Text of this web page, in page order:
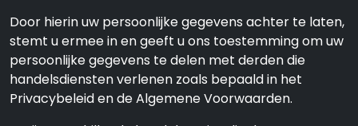
Door hierin uw persoonlijke gegevens achter te laten,
stemt u ermee in en geeft u ons toestemming om uw
persoonlijke gegevens te delen met derden die
handelsdiensten verlenen zoals bepaald in het
Privacybeleid en de Algemene Voorwaarden.